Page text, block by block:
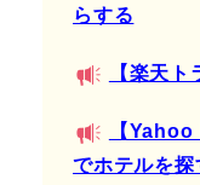
らする
【楽天
【
でホテルを探